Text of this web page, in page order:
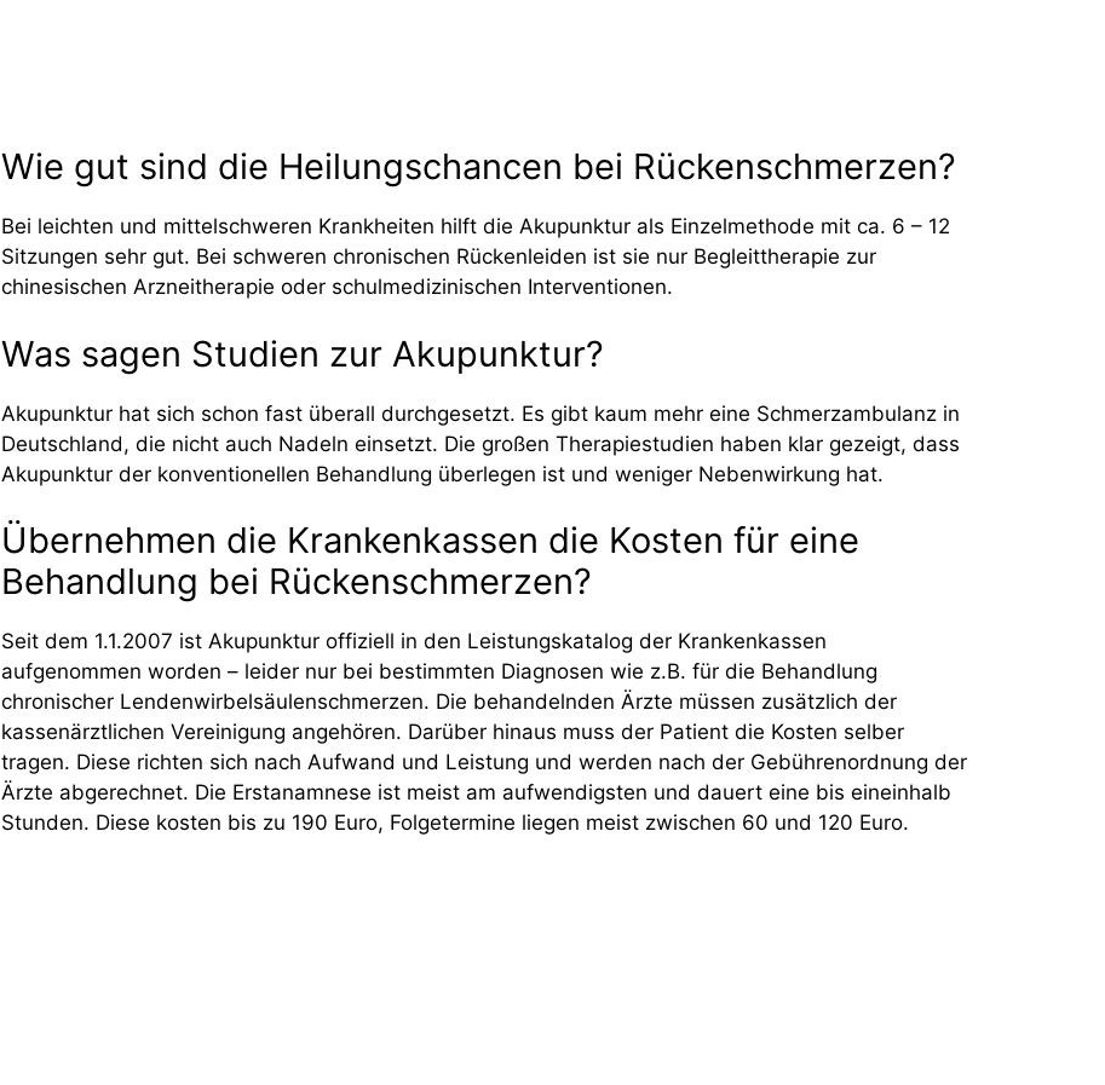
Wie gut sind die Heilungschancen bei Rückenschmerzen?
Bei leichten und mittelschweren Krankheiten hilft die Akupunktur als Einzelmethode mit ca. 6 – 12
Sitzungen sehr gut. Bei schweren chronischen Rückenleiden ist sie nur Begleittherapie zur
chinesischen Arzneitherapie oder schulmedizinischen Interventionen.
Was sagen Studien zur Akupunktur?
Akupunktur hat sich schon fast überall durchgesetzt. Es gibt kaum mehr eine Schmerzambulanz in
Deutschland, die nicht auch Nadeln einsetzt. Die großen Therapiestudien haben klar gezeigt, dass
Akupunktur der konventionellen Behandlung überlegen ist und weniger Nebenwirkung hat.
Übernehmen die Krankenkassen die Kosten für eine
Behandlung bei Rückenschmerzen?
Seit dem 1.1.2007 ist Akupunktur offiziell in den Leistungskatalog der Krankenkassen
aufgenommen worden – leider nur bei bestimmten Diagnosen wie z.B. für die Behandlung
chronischer Lendenwirbelsäulenschmerzen. Die behandelnden Ärzte müssen zusätzlich der
kassenärztlichen Vereinigung angehören. Darüber hinaus muss der Patient die Kosten selber
tragen. Diese richten sich nach Aufwand und Leistung und werden nach der Gebührenordnung der
Ärzte abgerechnet. Die Erstanamnese ist meist am aufwendigsten und dauert eine bis eineinhalb
Stunden. Diese kosten bis zu 190 Euro, Folgetermine liegen meist zwischen 60 und 120 Euro.